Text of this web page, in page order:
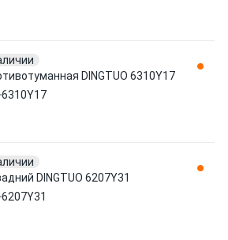
DINGTUO 6310Y17
6310Y17
DINGTUO 6207Y31
6207Y31